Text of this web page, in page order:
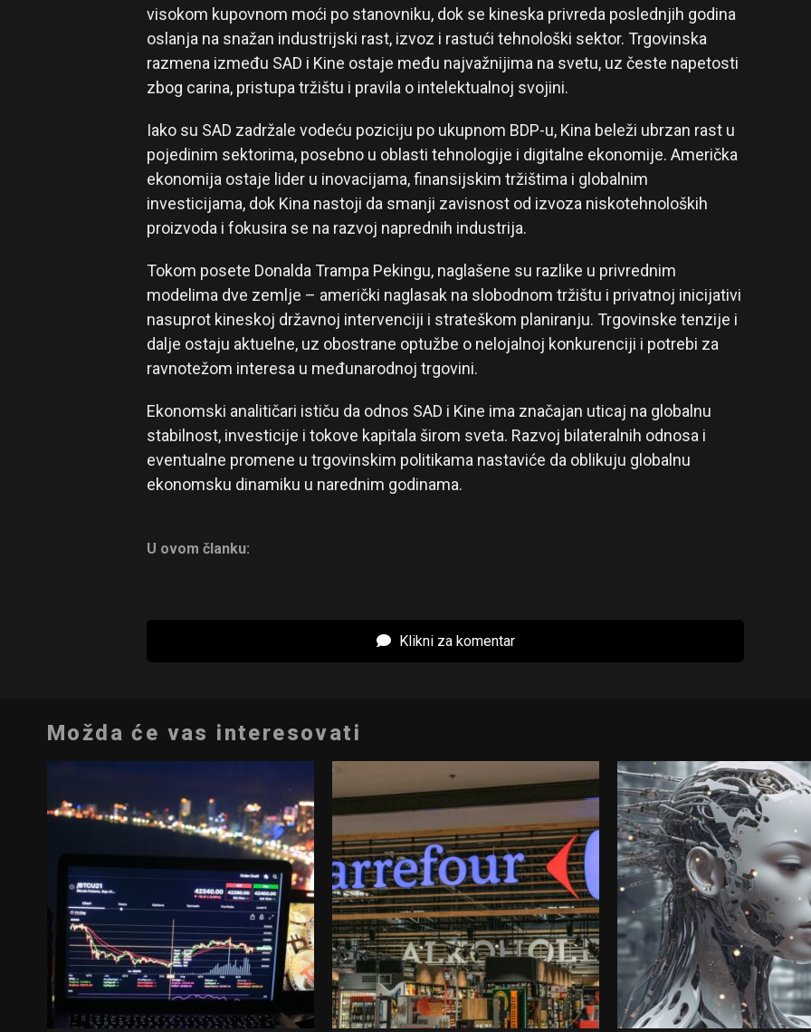
visokom kupovnom moći po stanovniku, dok se kineska privreda poslednjih godina
oslanja na snažan industrijski rast, izvoz i rastući tehnološki sektor. Trgovinska
razmena između SAD i Kine ostaje među najvažnijima na svetu, uz česte napetosti
zbog carina, pristupa tržištu i pravila o intelektualnoj svojini.
Iako su SAD zadržale vodeću poziciju po ukupnom BDP-u, Kina beleži ubrzan rast u
pojedinim sektorima, posebno u oblasti tehnologije i digitalne ekonomije. Američka
ekonomija ostaje lider u inovacijama, finansijskim tržištima i globalnim
investicijama, dok Kina nastoji da smanji zavisnost od izvoza niskotehnoloških
proizvoda i fokusira se na razvoj naprednih industrija.
Tokom posete Donalda Trampa Pekingu, naglašene su razlike u privrednim
modelima dve zemlje – američki naglasak na slobodnom tržištu i privatnoj inicijativi
nasuprot kineskoj državnoj intervenciji i strateškom planiranju. Trgovinske tenzije i
dalje ostaju aktuelne, uz obostrane optužbe o nelojalnoj konkurenciji i potrebi za
ravnotežom interesa u međunarodnoj trgovini.
Ekonomski analitičari ističu da odnos SAD i Kine ima značajan uticaj na globalnu
stabilnost, investicije i tokove kapitala širom sveta. Razvoj bilateralnih odnosa i
eventualne promene u trgovinskim politikama nastaviće da oblikuju globalnu
ekonomsku dinamiku u narednim godinama.
U ovom članku:
Klikni za komentar
Možda će vas interesovati